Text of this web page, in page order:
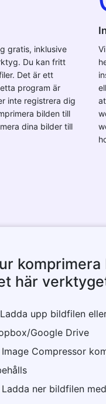
gratis, inklusive
Du kan fritt
Det är ett
program är
inte registrera dig
bilden till
dina bilder till
här
Ladda upp bildfilen
Google Drive
Image Compressor
Ladda ner bildfilen